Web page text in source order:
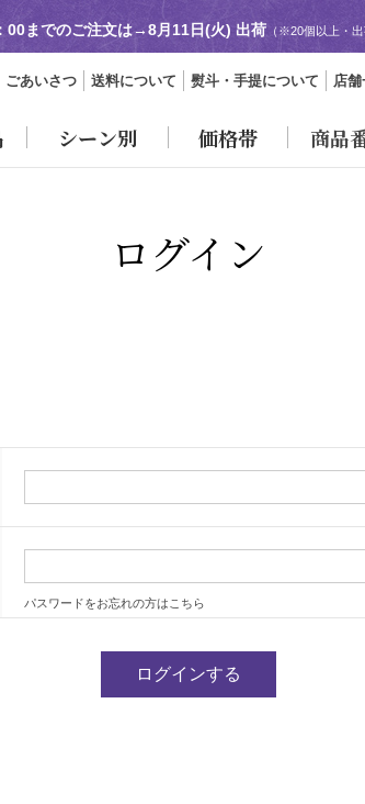
00までのご注文は→8月11日(火) 出荷 （※20個以上・
ごあいさつ 送料について 熨斗・手提について 店
シーン別 価格帯 商品
ログイン
パスワードをお忘れの方はこちら